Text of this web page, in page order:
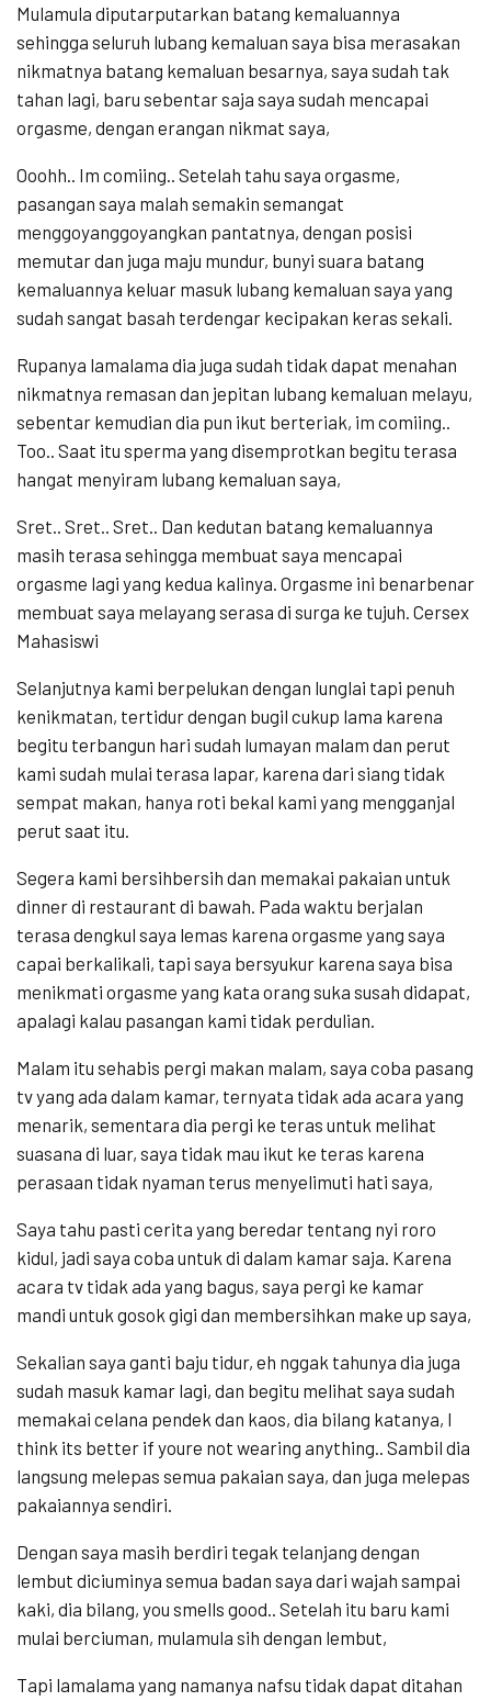
Mulamula diputarputarkan batang kemaluannya
sehingga seluruh lubang kemaluan saya bisa merasakan
nikmatnya batang kemaluan besarnya, saya sudah tak
tahan lagi, baru sebentar saja saya sudah mencapai
orgasme, dengan erangan nikmat saya,
Ooohh.. Im comiing.. Setelah tahu saya orgasme,
pasangan saya malah semakin semangat
menggoyanggoyangkan pantatnya, dengan posisi
memutar dan juga maju mundur, bunyi suara batang
kemaluannya keluar masuk lubang kemaluan saya yang
sudah sangat basah terdengar kecipakan keras sekali.
Rupanya lamalama dia juga sudah tidak dapat menahan
nikmatnya remasan dan jepitan lubang kemaluan melayu,
sebentar kemudian dia pun ikut berteriak, im comiing..
Too.. Saat itu sperma yang disemprotkan begitu terasa
hangat menyiram lubang kemaluan saya,
Sret.. Sret.. Sret.. Dan kedutan batang kemaluannya
masih terasa sehingga membuat saya mencapai
orgasme lagi yang kedua kalinya. Orgasme ini benarbenar
membuat saya melayang serasa di surga ke tujuh. Cersex
Mahasiswi
Selanjutnya kami berpelukan dengan lunglai tapi penuh
kenikmatan, tertidur dengan bugil cukup lama karena
begitu terbangun hari sudah lumayan malam dan perut
kami sudah mulai terasa lapar, karena dari siang tidak
sempat makan, hanya roti bekal kami yang mengganjal
perut saat itu.
Segera kami bersihbersih dan memakai pakaian untuk
dinner di restaurant di bawah. Pada waktu berjalan
terasa dengkul saya lemas karena orgasme yang saya
capai berkalikali, tapi saya bersyukur karena saya bisa
menikmati orgasme yang kata orang suka susah didapat,
apalagi kalau pasangan kami tidak perdulian.
Malam itu sehabis pergi makan malam, saya coba pasang
tv yang ada dalam kamar, ternyata tidak ada acara yang
menarik, sementara dia pergi ke teras untuk melihat
suasana di luar, saya tidak mau ikut ke teras karena
perasaan tidak nyaman terus menyelimuti hati saya,
Saya tahu pasti cerita yang beredar tentang nyi roro
kidul, jadi saya coba untuk di dalam kamar saja. Karena
acara tv tidak ada yang bagus, saya pergi ke kamar
mandi untuk gosok gigi dan membersihkan make up saya,
Sekalian saya ganti baju tidur, eh nggak tahunya dia juga
sudah masuk kamar lagi, dan begitu melihat saya sudah
memakai celana pendek dan kaos, dia bilang katanya, I
think its better if youre not wearing anything.. Sambil dia
langsung melepas semua pakaian saya, dan juga melepas
pakaiannya sendiri.
Dengan saya masih berdiri tegak telanjang dengan
lembut diciuminya semua badan saya dari wajah sampai
kaki, dia bilang, you smells good.. Setelah itu baru kami
mulai berciuman, mulamula sih dengan lembut,
Tapi lamalama yang namanya nafsu tidak dapat ditahan